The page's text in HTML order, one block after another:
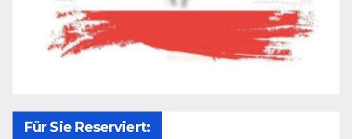
Für Sie Reserviert: